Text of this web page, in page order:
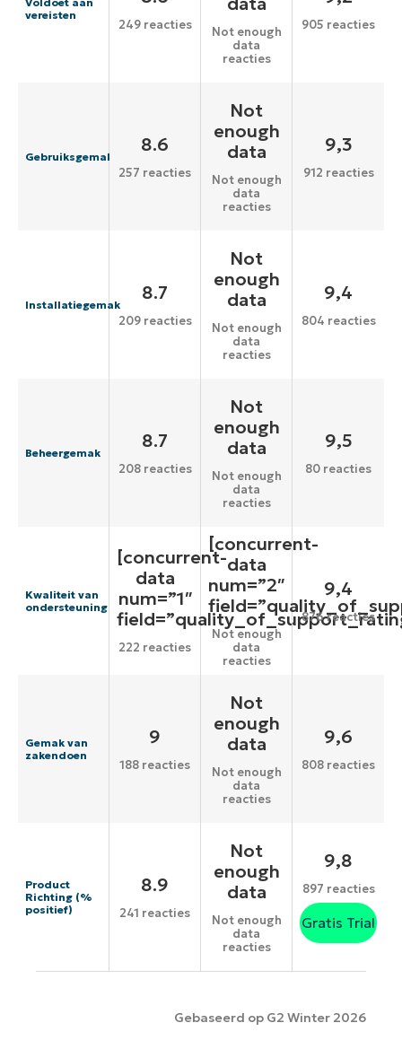
vereisten
249 reacties
Not enough
data
reacties
905 reacties
Gebruiksgemak
8.6
257 reacties
Not
enough
data
Not enough
data
reacties
9,3
912 reacties
Installatiegemak
8.7
209 reacties
Not
enough
data
Not enough
data
reacties
9,4
804 reacties
Beheergemak
8.7
208 reacties
Not
enough
data
Not enough
data
reacties
9,5
80 reacties
Kwaliteit van
ondersteuning
[concurrent-
data
num=”1″
222 reacties
[concurrent-
data
num=”2″
Not enough
data
reacties
9,4
876 reacties
Gemak van
zakendoen
9
188 reacties
Not
enough
data
Not enough
data
reacties
9,6
808 reacties
Product
Richting (%
positief)
8.9
241 reacties
Not
enough
data
Not enough
data
reacties
9,8
897 reacties
Gratis Trial
Gebaseerd op G2 Winter 2026